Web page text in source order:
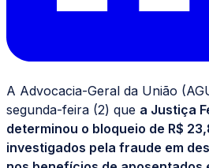
A Advocacia-Geral da União
segunda-feira (2) que a Justiça
determinou o bloqueio de R$
investigados pela fraude em